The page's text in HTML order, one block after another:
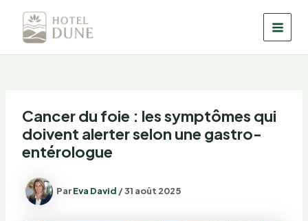
contenu
Cancer du foie : les symptômes qui
doivent alerter selon une gastro-
entérologue
ParEva David /31 août 2025